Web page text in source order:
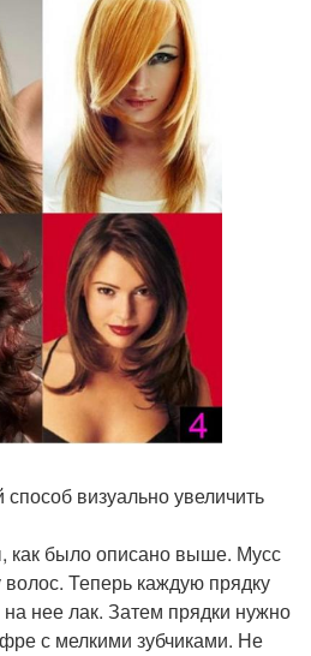
визуально увеличить
было описано выше. Мусс
Теперь каждую прядку
нее лак. Затем прядки нужно
с мелкими зубчиками. Не